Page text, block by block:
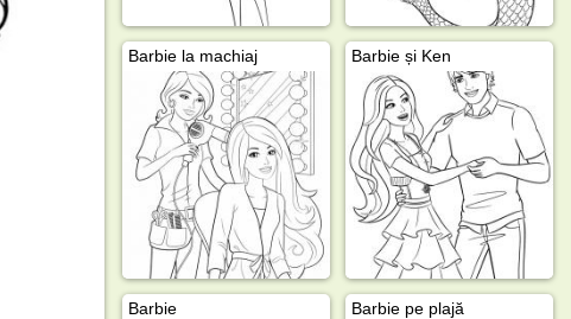
Barbie la machiaj Barbie și Ken
Barbie Barbie pe plajă